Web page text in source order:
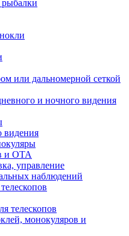
или дальномерной сеткой
и ночного видения
видения
и ОТА
управление
наблюдений
телескопов
монокуляров и